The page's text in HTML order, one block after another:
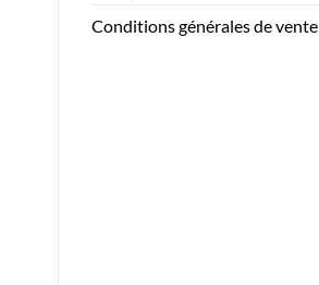
Conditions générales de vente